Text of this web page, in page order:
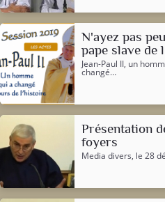
N'ayez pas
pape slave de
Jean-Paul II, un
changé…
Présentation
foyers
Media divers, le 28